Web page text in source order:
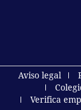
Aviso legal
Verifica